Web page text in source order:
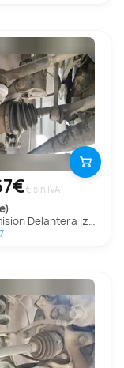
€ sin IVA
Izquierda Para Honda Cr-V